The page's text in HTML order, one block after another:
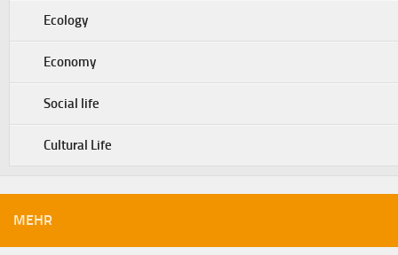
Ecology
Economy
Social life
Cultural Life
MEHR